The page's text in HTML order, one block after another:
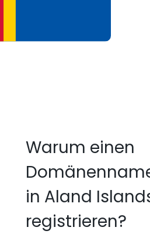
Warum einen
in Aland
registrieren?